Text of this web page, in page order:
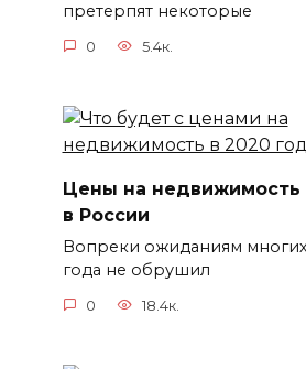
претерпят некоторые
0 5.4к.
Цены на недвижимость
в России
Вопреки ожиданиям
года не обрушил
0 18.4к.